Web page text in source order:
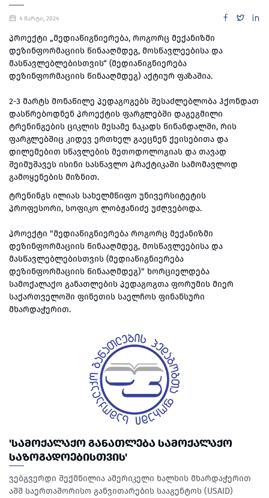
4 მარტი, 2024
პროექტი „მედიაწიგნიერება, როგორც მექანიზმი
დეზინფორმაციის წინააღმდეგ, მოსწავლეებისა და
მასწავლებლებისთვის“ (მედიაწიგნიერება
დეზინფორმაციის წინააღმდეგ) აქტიურ ფაზაშია.
2-3 მარტს მონაწილე პედაგოგებს შესაძლებლობა ჰქონდათ
დასწრებოდნენ პროექტის ფარგლებში დაგეგმილი
ტრენინგების ციკლის მესამე ნაკადს წინანდალში, რის
ფარგლებშიც კიდევ ერთხელ გაეცნენ ქეისებითა და
დილემებით სწავლების მეთოდოლოგიას და თავად
შეიმუშავეს ისინი სასწავლო პრაქტიკაში სამომავლოდ
გამოყენების მიზნით.
ტრენინგს ილიას სახელმწიფო უნივერსიტეტის
პროფესორი, სოფიკო ლობჟანიძე უძღვებოდა.
პროექტი "მედიაწიგნიერება როგორც მექანიზმი
დეზინფორმაციის წინააღმდეგ, მოსწავლეებისა და
მასწავლებლებისთვის (მედიაწიგნიერება
დეზინფორმაციის წინააღმდეგ)" ხორციელდება
სამოქალაქო განათლების პედაგოგთა ფორუმის მიერ
საქართველოში ფინეთის საელჩოს ფინანსური
მხარდაჭერით.
'ᲡᲐᲛᲝᲥᲐᲚᲐᲥᲝ ᲒᲐᲜᲐᲗᲚᲔᲑᲐ ᲡᲐᲛᲝᲥᲐᲚᲐᲥᲝ
ᲡᲐᲖᲝᲒᲐᲓᲝᲔᲑᲘᲡᲗᲕᲘᲡ'
ვებგვერდი შექმნილია ამერიკელი ხალხის მხარდაჭერით
აშშ საერთაშორისო განვითარების სააგენტოს (USAID)